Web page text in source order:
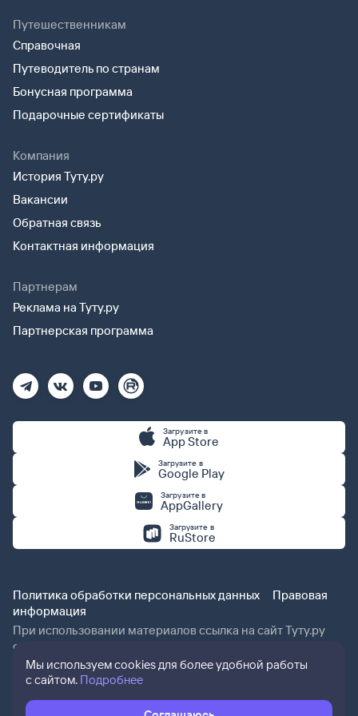
Путешественникам
Справочная
Путеводитель по странам
Бонусная программа
Подарочные сертификаты
Компания
История Туту.ру
Вакансии
Обратная связь
Контактная информация
Партнерам
Реклама на Туту.ру
Партнерская программа
Загрузите в
App Store
Загрузите в
Google Play
Загрузите в
AppGallery
Загрузите в
RuStore
Политика обработки персональных данных
Правовая
информация
При использовании материалов ссылка на сайт Туту.ру
обязательна.
Мы используем cookies для более удобной работы
с сайтом. Подробнее